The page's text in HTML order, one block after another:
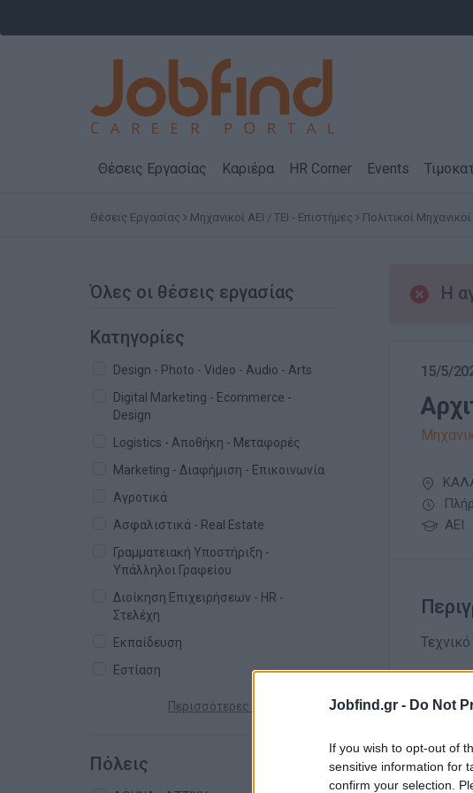
Jobfind.gr - Do Not
If you wish to opt-out of
sensitive information for
confirm your selection.
Θέσεις Εργασίας Καριέρα HR Corner Events
Θέσεις Εργασίας Μηχανικοί ΑΕΙ / ΤΕΙ - Επιστήμες Πολιτικοί Μηχανικοί
Όλες οι θέσεις εργασίας
Κατηγορίες
Design - Photo - Video - Audio - Arts
Digital Marketing - Ecommerce -
Design
Logistics - Αποθήκη - Μεταφορές
Marketing - Διαφήμιση - Επικοινωνία
Αγροτικά
Ασφαλιστικά - Real Estate
Γραμματειακή Υποστήριξη -
Υπάλληλοι Γραφείου
Διοίκηση Επιχειρήσεων - HR -
Στελέχη
Εκπαίδευση
Εστίαση
Περισσότερες κατηγορίες +
Πόλεις
Η
15/5/
ΑΕΙ